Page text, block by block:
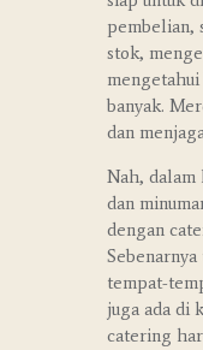
pembelian,
stok,
banyak.
dan
Nah, dalam
dan
dengan
tempat-
juga ada di
catering